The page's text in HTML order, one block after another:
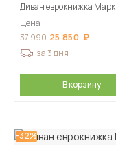
Диван еврокнижка Марк
Цена
37 990 25 850
за 3 дня
В корзину
-32%